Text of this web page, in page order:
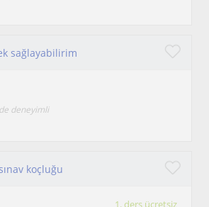
sağlayabilirim
deneyimli
koçluğu
1. ders ücretsiz